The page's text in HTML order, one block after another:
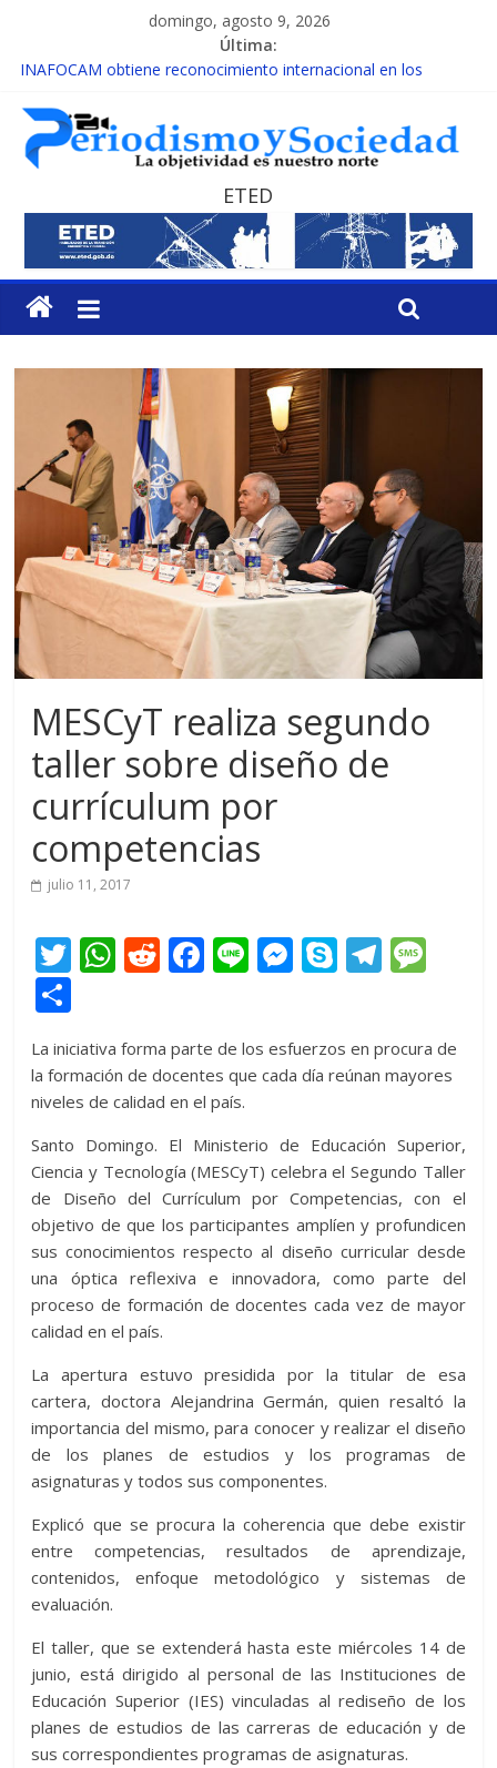
domingo, agosto 9, 2026
Última:
INAFOCAM obtiene reconocimiento internacional en los
15 de febrero de cada año es Día Nacional de la lucha contra el
cáncer infantil
EL ENFOQUE UNILATERAL DE LA COALICIÓN
MESCyT y Universidad Albizu apoyarán rehabilitación de
reclusos
MESCyT presenta calendario de Consulta Nacional por la
Educación
ETED
MESCyT realiza segundo
taller sobre diseño de
currículum por
competencias
julio 11, 2017
T
er
W
s
A
p
p
R
di
t
F
b
o
o
k
Li M
e
n
g
er
S
p
e
T
gr
a
m
a
g
e
m
p
ar
ti
r
La iniciativa forma parte de los esfuerzos en procura de
la formación de docentes que cada día reúnan mayores
niveles de calidad en el país.
Santo Domingo. El Ministerio de Educación Superior,
Ciencia y Tecnología (MESCyT) celebra el Segundo Taller
de Diseño del Currículum por Competencias, con el
objetivo de que los participantes amplíen y profundicen
sus conocimientos respecto al diseño curricular desde
una óptica reflexiva e innovadora, como parte del
proceso de formación de docentes cada vez de mayor
calidad en el país.
La apertura estuvo presidida por la titular de esa
cartera, doctora Alejandrina Germán, quien resaltó la
importancia del mismo, para conocer y realizar el diseño
de los planes de estudios y los programas de
asignaturas y todos sus componentes.
Explicó que se procura la coherencia que debe existir
entre competencias, resultados de aprendizaje,
contenidos, enfoque metodológico y sistemas de
evaluación.
El taller, que se extenderá hasta este miércoles 14 de
junio, está dirigido al personal de las Instituciones de
Educación Superior (IES) vinculadas al rediseño de los
planes de estudios de las carreras de educación y de
sus correspondientes programas de asignaturas.